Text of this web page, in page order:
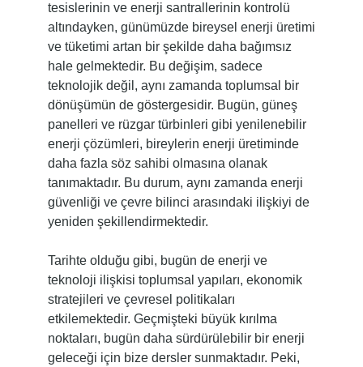
tesislerinin ve enerji santrallerinin kontrolü
altındayken, günümüzde bireysel enerji üretimi
ve tüketimi artan bir şekilde daha bağımsız
hale gelmektedir. Bu değişim, sadece
teknolojik değil, aynı zamanda toplumsal bir
dönüşümün de göstergesidir. Bugün, güneş
panelleri ve rüzgar türbinleri gibi yenilenebilir
enerji çözümleri, bireylerin enerji üretiminde
daha fazla söz sahibi olmasına olanak
tanımaktadır. Bu durum, aynı zamanda enerji
güvenliği ve çevre bilinci arasındaki ilişkiyi de
yeniden şekillendirmektedir.
Tarihte olduğu gibi, bugün de enerji ve
teknoloji ilişkisi toplumsal yapıları, ekonomik
stratejileri ve çevresel politikaları
etkilemektedir. Geçmişteki büyük kırılma
noktaları, bugün daha sürdürülebilir bir enerji
geleceği için bize dersler sunmaktadır. Peki,